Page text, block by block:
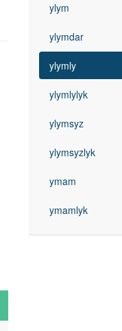
ylym
ylymdar
ylymly
ylymlylyk
ylymsyz
ylymsyzlyk
ymam
ymamlyk